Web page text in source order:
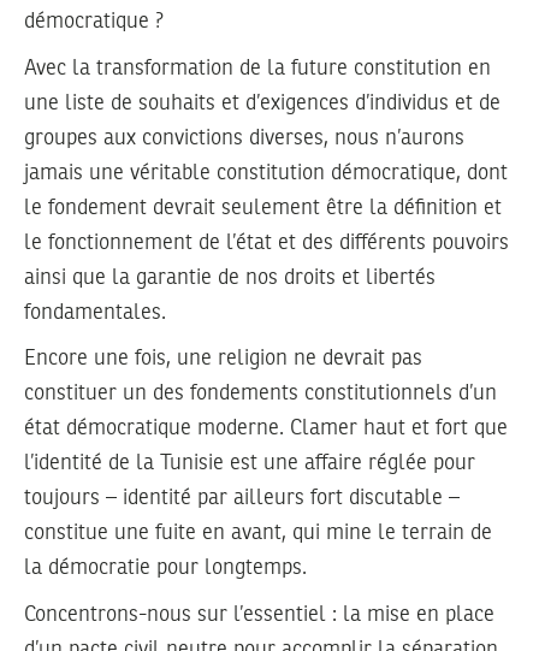
démocratique ?
Avec la transformation de la future constitution en
une liste de souhaits et d’exigences d’individus et de
groupes aux convictions diverses, nous n’aurons
jamais une véritable constitution démocratique, dont
le fondement devrait seulement être la définition et
le fonctionnement de l’état et des différents pouvoirs
ainsi que la garantie de nos droits et libertés
fondamentales.
Encore une fois, une religion ne devrait pas
constituer un des fondements constitutionnels d’un
état démocratique moderne. Clamer haut et fort que
l’identité de la Tunisie est une affaire réglée pour
toujours – identité par ailleurs fort discutable –
constitue une fuite en avant, qui mine le terrain de
la démocratie pour longtemps.
Concentrons-nous sur l’essentiel : la mise en place